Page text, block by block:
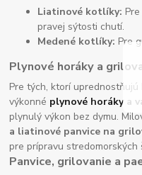
Liatinové kotlíky:
pravej sýtosti chutí.
Medené kotlíky: Pre
Plynové horáky a
Pre tých, ktorí
výkonné plynové horáky a
plynulý výkon bez dymu.
a liatinové panvice na
pre prípravu
Panvice, grilovanie a